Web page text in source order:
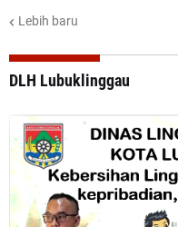
Lebih baru
DLH Lubuklinggau